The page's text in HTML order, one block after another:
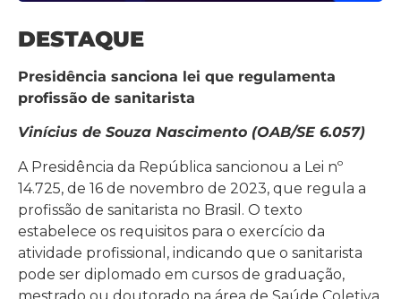
DESTAQUE
Presidência sanciona lei que regulamenta
profissão de sanitarista
Vinícius de Souza Nascimento (OAB/SE 6.057)
A Presidência da República sancionou a Lei nº
14.725, de 16 de novembro de 2023, que regula a
profissão de sanitarista no Brasil. O texto
estabelece os requisitos para o exercício da
atividade profissional, indicando que o sanitarista
pode ser diplomado em cursos de graduação,
mestrado ou doutorado na área de Saúde Coletiva